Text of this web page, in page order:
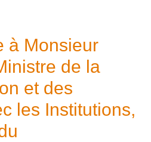
à Monsieur
de la
et des
les Institutions,